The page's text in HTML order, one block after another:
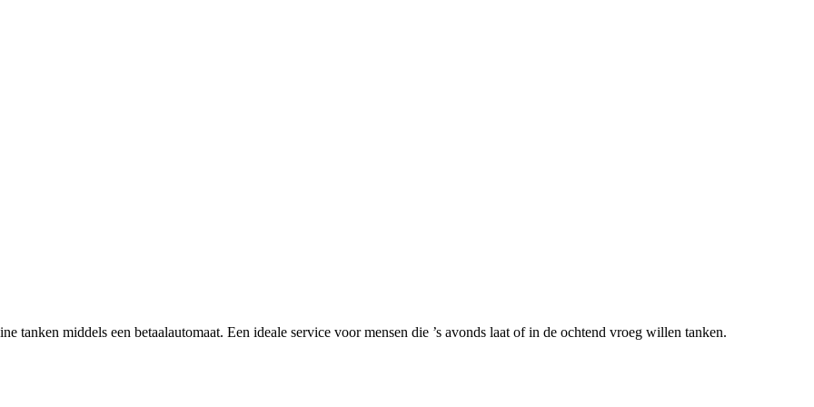
tanken middels een betaalautomaat. Een ideale service voor mensen die ’s avonds laat of in de ochtend vroeg willen tanken.